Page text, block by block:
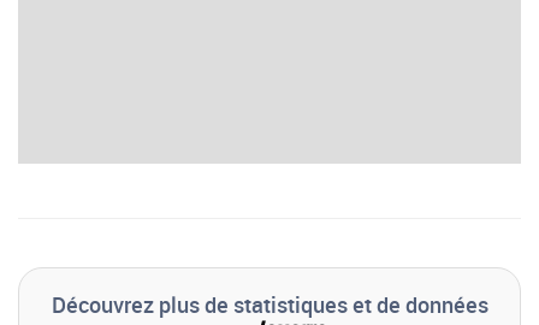
Découvrez plus de statistiques et de données